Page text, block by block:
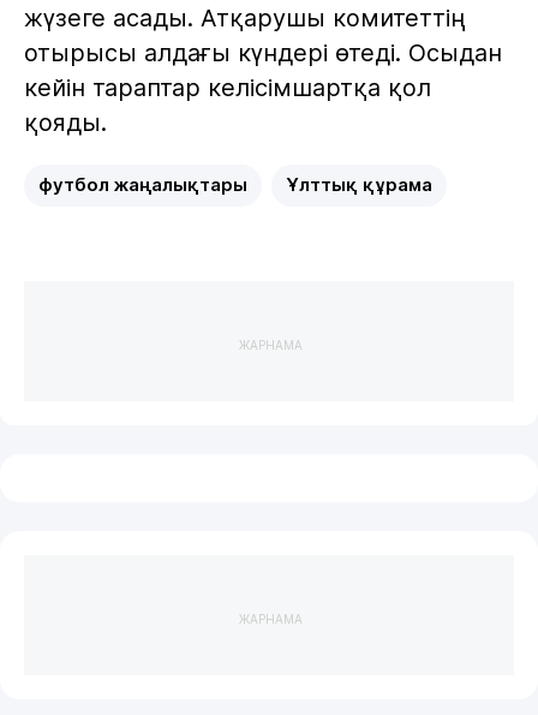
жүзеге асады. Атқарушы комитеттің
отырысы алдағы күндері өтеді. Осыдан
кейін тараптар келісімшартқа қол
қояды.
футбол жаңалықтары Ұлттық құрама
ЖАРНАМА
ЖАРНАМА